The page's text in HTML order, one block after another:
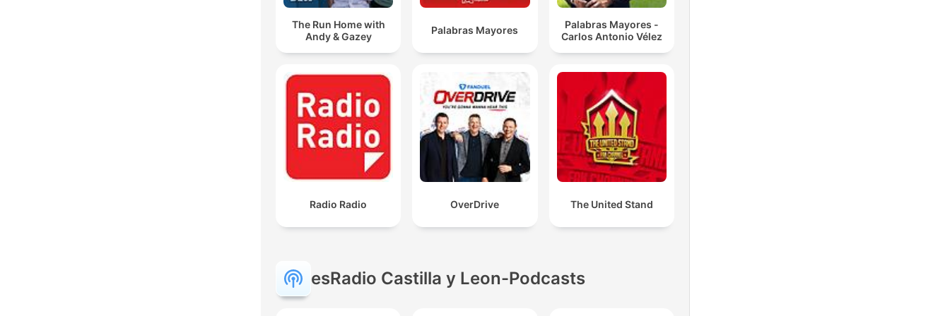
The Run Home with
Andy & Gazey
Palabras Mayores
Palabras Mayores -
Carlos Antonio Vélez
Radio Radio OverDrive The United Stand
esRadio Castilla y Leon-Podcasts